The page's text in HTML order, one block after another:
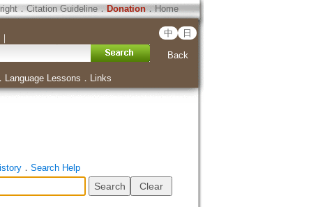
．Citation Guideline． Donation．Home
｜ 中 日
Back
． Language Lessons ． Links
． Search Help